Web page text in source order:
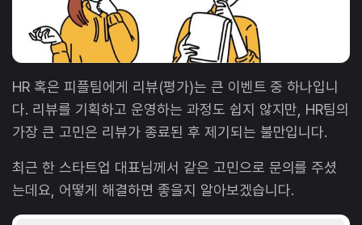
HR 혹은 피플팀에게 리뷰(평가)는 큰 이벤트 중 하나입니
다. 리뷰를 기획하고 운영하는 과정도 쉽지 않지만, HR팀의
가장 큰 고민은 리뷰가 종료된 후 제기되는 불만입니다.
최근 한 스타트업 대표님께서 같은 고민으로 문의를 주셨
는데요, 어떻게 해결하면 좋을지 알아보겠습니다.